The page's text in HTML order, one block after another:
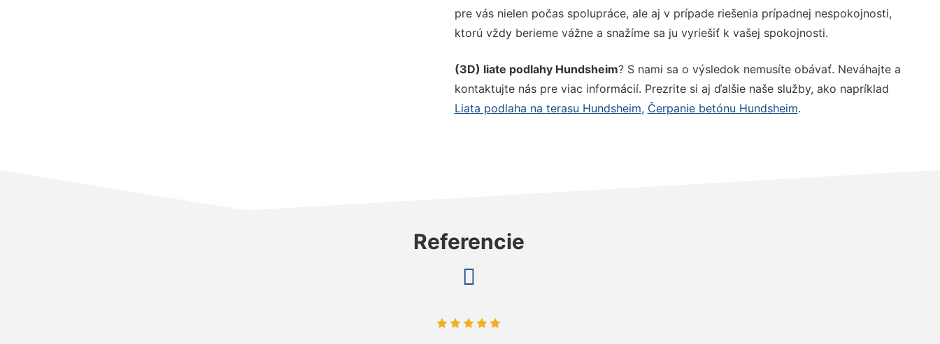
pre vás nielen počas spolupráce, ale aj v prípade riešenia prípadnej nespokojnosti,
ktorú vždy berieme vážne a snažíme sa ju vyriešiť k vašej spokojnosti.
(3D) liate podlahy Hundsheim? S nami sa o výsledok nemusíte obávať. Neváhajte a
kontaktujte nás pre viac informácií. Prezrite si aj ďalšie naše služby, ako napríklad
Liata podlaha na terasu Hundsheim, Čerpanie betónu Hundsheim.
Referencie